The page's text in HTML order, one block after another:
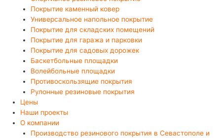
Покрытие каменный ковер
Универсальное напольное покрытие
Покрытие для складских помещений
Покрытие для гаража и парковки
Покрытие для садовых дорожек
Баскетбольные площадки
Волейбольные площадки
Противоскользящие покрытия
Рулонные резиновые покрытия
Цены
Наши проекты
О компании
Производство резинового покрытия в Севастополе и